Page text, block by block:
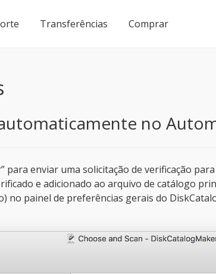
Transferências Comprar
no
para enviar uma solicitação de verificação
e adicionado ao arquivo de catálogo
no painel de preferências gerais do